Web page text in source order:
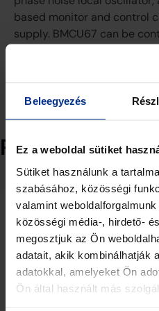
Beleegyezés
Ez a weboldal sütiket
Sütiket használunk a
szabásához, közösségi
valamint
közösségi média-, hirdető-
megosztjuk az Ön
adatait, akik kombinálhatják
adatokkal, amelyeket Ön
Ön által használt más
based monitor and control
supply. BMCU67 can be
has dedicated connectors.
Related